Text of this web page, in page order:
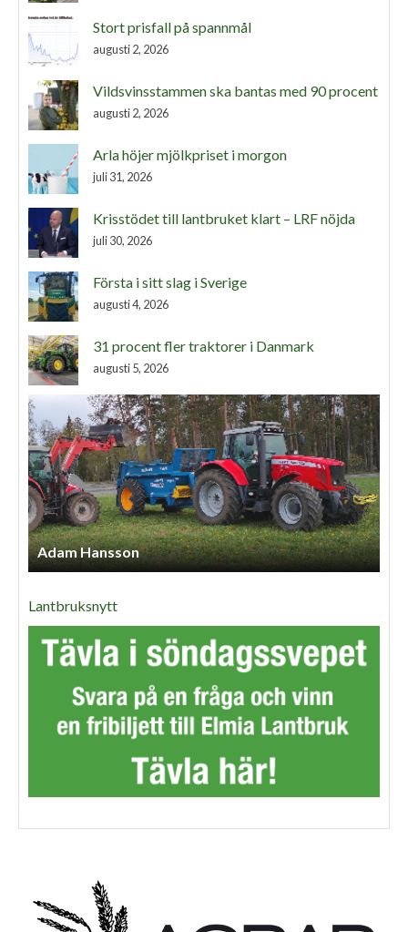
Stort prisfall på spannmål
augusti 2, 2026
Vildsvinsstammen ska bantas med 90 procent
augusti 2, 2026
Arla höjer mjölkpriset i morgon
juli 31, 2026
Krisstödet till lantbruket klart – LRF nöjda
juli 30, 2026
Första i sitt slag i Sverige
augusti 4, 2026
31 procent fler traktorer i Danmark
augusti 5, 2026
Adam Hansson
Lantbruksnytt